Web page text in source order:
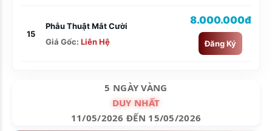
15
Phẫu Thuật Mắt Cười
Giá Gốc: Liên Hệ
8.000.000đ
Đăng Ký
5 NGÀY VÀNG
DUY NHẤT
11/05/2026 ĐẾN 15/05/2026